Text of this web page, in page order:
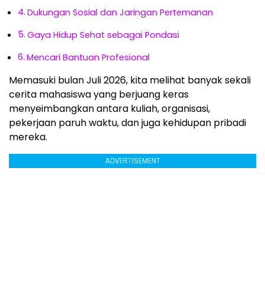
Dukungan Sosial dan Jaringan Pertemanan
Gaya Hidup Sehat sebagai Pondasi
Mencari Bantuan Profesional
Memasuki bulan Juli 2026, kita melihat banyak sekali
cerita mahasiswa yang berjuang keras
menyeimbangkan antara kuliah, organisasi,
pekerjaan paruh waktu, dan juga kehidupan pribadi
mereka.
ADVERTISEMENT